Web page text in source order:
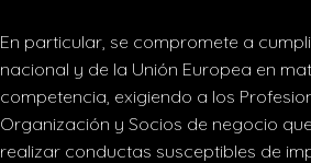
En particular, se compromete a
nacional y de la Unión Europea en
competencia, exigiendo a los
Organización y Socios de negocio
realizar conductas susceptibles de